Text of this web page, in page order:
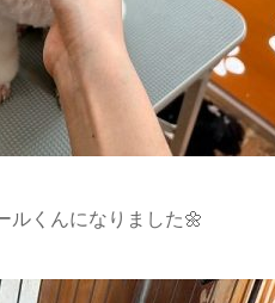
ルくんになりました🌼